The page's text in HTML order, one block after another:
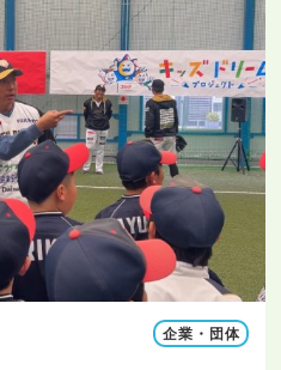
企業・団体